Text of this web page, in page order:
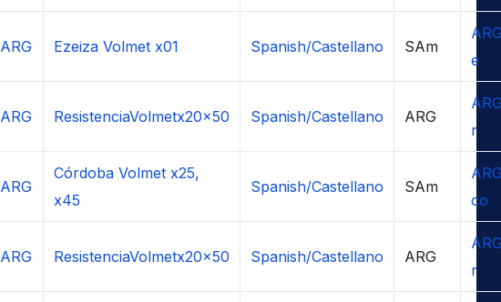
ARG Ezeiza Volmet x01 Spanish/Castellano SAm
ARG-
e
ARG ResistenciaVolmetx20x50 Spanish/Castellano ARG
ARG-
r
ARG
Córdoba Volmet x25,
x45
Spanish/Castellano SAm
co
ARG ResistenciaVolmetx20x50 Spanish/Castellano ARG
r